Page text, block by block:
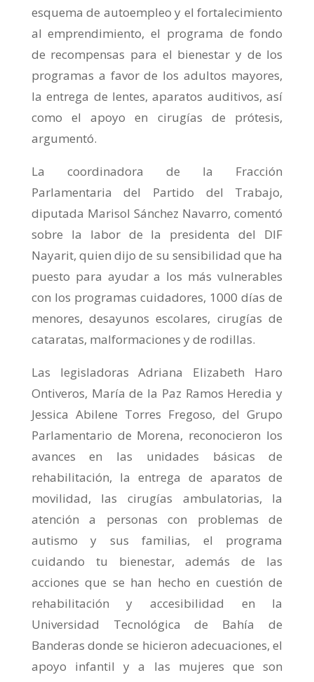
esquema de autoempleo y el fortalecimiento
al emprendimiento, el programa de fondo
de recompensas para el bienestar y de los
programas a favor de los adultos mayores,
la entrega de lentes, aparatos auditivos, así
como el apoyo en cirugías de prótesis,
argumentó.
La coordinadora de la Fracción
Parlamentaria del Partido del Trabajo,
diputada Marisol Sánchez Navarro, comentó
sobre la labor de la presidenta del DIF
Nayarit, quien dijo de su sensibilidad que ha
puesto para ayudar a los más vulnerables
con los programas cuidadores, 1000 días de
menores, desayunos escolares, cirugías de
cataratas, malformaciones y de rodillas.
Las legisladoras Adriana Elizabeth Haro
Ontiveros, María de la Paz Ramos Heredia y
Jessica Abilene Torres Fregoso, del Grupo
Parlamentario de Morena, reconocieron los
avances en las unidades básicas de
rehabilitación, la entrega de aparatos de
movilidad, las cirugías ambulatorias, la
atención a personas con problemas de
autismo y sus familias, el programa
cuidando tu bienestar, además de las
acciones que se han hecho en cuestión de
rehabilitación y accesibilidad en la
Universidad Tecnológica de Bahía de
Banderas donde se hicieron adecuaciones, el
apoyo infantil y a las mujeres que son